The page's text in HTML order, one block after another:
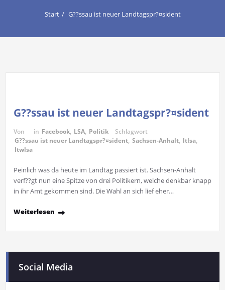
Start G??ssau ist neuer Landtagspr?¤sident
G??ssau ist neuer Landtagspr?¤sident
Von in Facebook, LSA, Politik
Schlagwort
G??ssau ist neuer Landtagspr?¤sident, Sachsen-Anhalt, ltlsa,
ltwlsa
Peinlich was da heute im Landtag passiert ist. Sachsen-Anhalt
verf??gt nun eine Spitze von drei Politikern, welche denkbar knapp
in ihr Amt gekommen sind. Die Wahl an sich lief eher…
Weiterlesen
Social Media